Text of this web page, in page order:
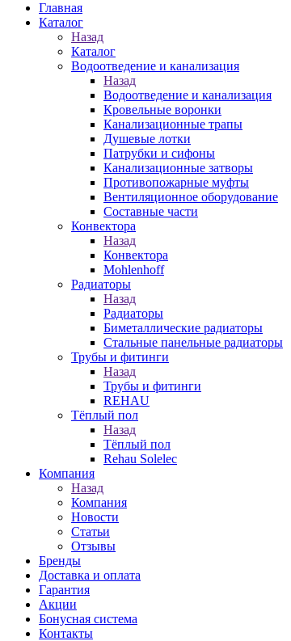
Главная
Каталог
Назад
Каталог
Водоотведение и канализация
Назад
Водоотведение и канализация
Кровельные воронки
Канализационные трапы
Душевые лотки
Патрубки и сифоны
Канализационные затворы
Противопожарные муфты
Вентиляционное оборудование
Составные части
Конвектора
Назад
Конвектора
Mohlenhoff
Радиаторы
Назад
Радиаторы
Биметаллические радиаторы
Стальные панельные радиаторы
Трубы и фитинги
Назад
Трубы и фитинги
REHAU
Тёплый пол
Назад
Тёплый пол
Rehau Solelec
Компания
Назад
Компания
Новости
Статьи
Отзывы
Бренды
Доставка и оплата
Гарантия
Акции
Бонусная система
Контакты